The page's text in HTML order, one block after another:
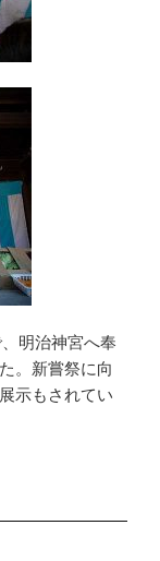
明治神宮へ奉
。新嘗祭に向
示もされてい